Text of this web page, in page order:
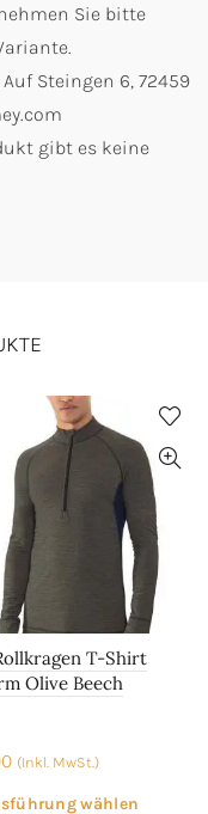
Sie bitte
Auf Steingen 6, 72459
gibt es keine
T-Shirt
Olive Beech
(Inkl. MwSt.)
wählen